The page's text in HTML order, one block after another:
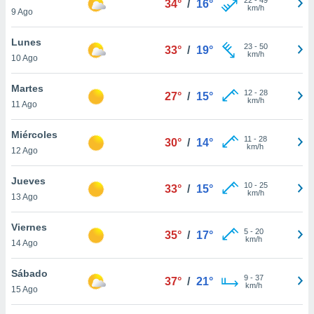
en
más
nuestra
y
de
disponible
cookies
aceptar
de
9 Ago
34° / 16°
km/h
Lunes
10 Ago
33° / 19° 23- 50
km/h
Martes
11 Ago
27° / 15° 12- 28
km/h
Miércoles
12 Ago
30° / 14° 11 - 28
km/h
Jueves
13 Ago
33° / 15° 10- 25
km/h
Viernes
14 Ago
35° / 17° 5- 20
km/h
Sábado
15 Ago
37° / 21° 9- 37
km/h